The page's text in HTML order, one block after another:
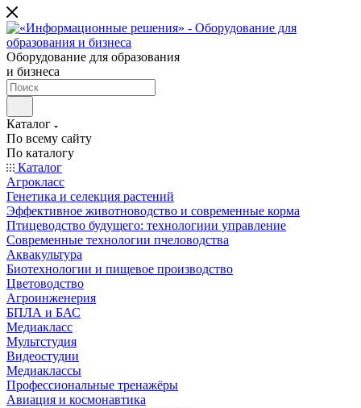
Оборудование для образования
и бизнеса
Каталог
По всему сайту
По каталогу
Каталог
Агрокласс
Генетика и селекция растений
Эффективное животноводство и современные корма
Птицеводство будущего: технологиии управление
Современные технологии пчеловодства
Аквакультура
Биотехнологии и пищевое производство
Цветоводство
Агроинженерия
БПЛА и БАС
Медиакласс
Мультстудия
Видеостудии
Медиаклассы
Профессиональные тренажёры
Авиация и космонавтика